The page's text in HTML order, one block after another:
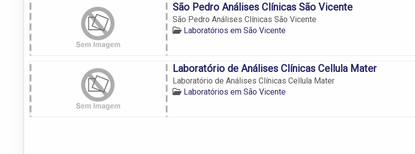
São Pedro Análises Clínicas São Vicente
São Pedro Análises Clínicas São Vicente
Laboratórios em São Vicente
Laboratório de Análises Clínicas Cellula Mater
Laboratório de Análises Clínicas Cellula Mater
Laboratórios em São Vicente